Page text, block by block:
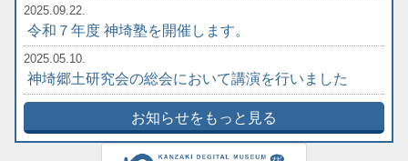
2025.09.22.
令和７年度 神埼塾を開催します。
2025.05.10.
神埼郷土研究会の総会において講演を行いました
お知らせをもっと見る